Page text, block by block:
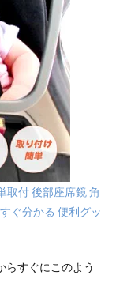
取付 後部座席鏡 角
ぐ分かる 便利グッ
らすぐにこのよう